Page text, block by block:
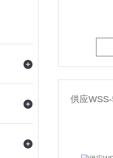
供应